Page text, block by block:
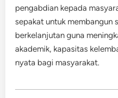
pengabdian kepada
sepakat untuk membangun
berkelanjutan guna
akademik, kapasitas
nyata bagi masyarakat.